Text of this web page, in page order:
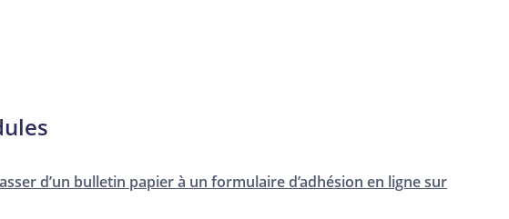
d’un bulletin papier à un formulaire d’adhésion en ligne sur